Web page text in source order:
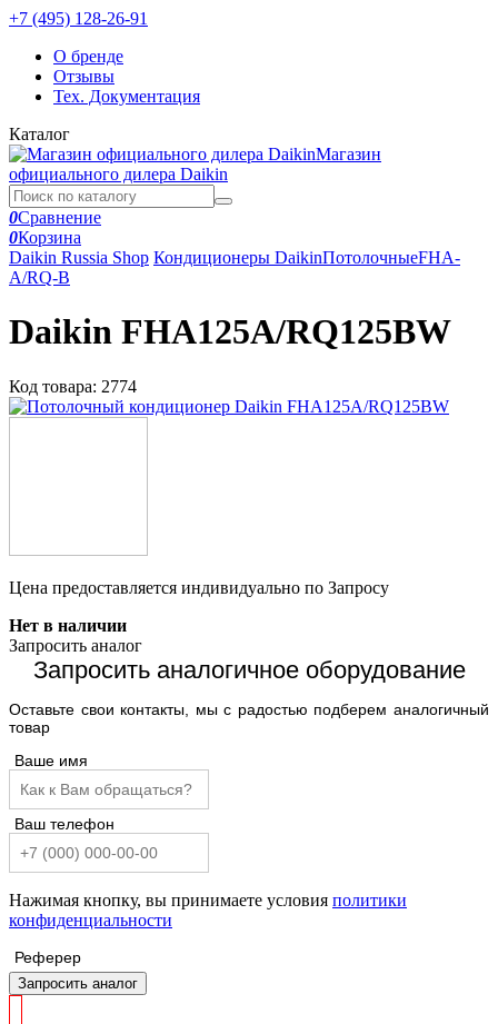
+7 (495) 128-26-91
О бренде
Отзывы
Тех. Документация
Каталог
Магазин
официального дилера Daikin
0Сравнение
0Корзина
Daikin Russia Shop Кондиционеры DaikinПотолочныеFHA-
A/RQ-B
Daikin FHA125A/RQ125BW
Код товара: 2774
Цена предоставляется индивидуально по Запросу
Нет в наличии
Запросить аналог
Запросить аналогичное оборудование
Оставьте свои контакты, мы с радостью подберем аналогичный
товар
Ваше имя
Ваш телефон
Нажимая кнопку, вы принимаете условия политики
конфиденциальности
Реферер
Запросить аналог